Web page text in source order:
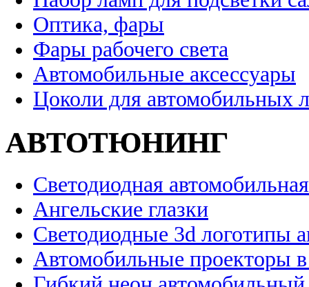
Оптика, фары
Фары рабочего света
Автомобильные аксессуары
Цоколи для автомобильных
АВТОТЮНИНГ
Светодиодная
Ангельские глазки
Светодиодные 3d логотипы
Автомобильные проекторы